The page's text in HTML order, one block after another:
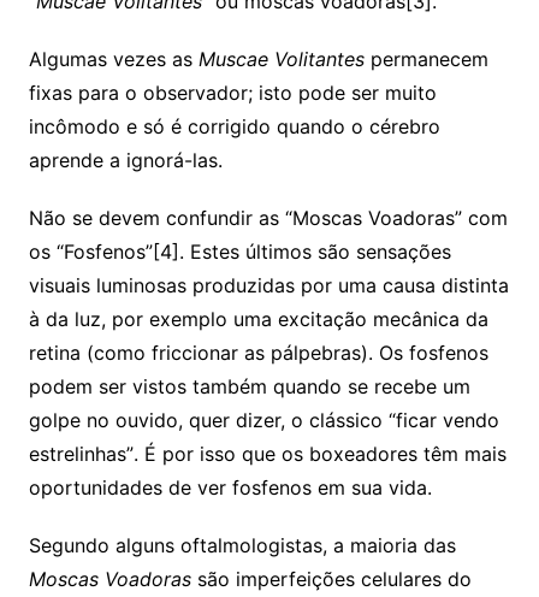
Algumas vezes as Muscae Volitantespermanecem
fixas para o observador; isto pode ser muito
incômodo e só é corrigido quando o cérebro
aprende a ignorá-las.
Não se devem confundir as “Moscas Voadoras” com
os “Fosfenos”[4]. Estes últimos são sensações
visuais luminosas produzidas por uma causa distinta
à da luz, por exemplo uma excitação mecânica da
retina (como friccionar as pálpebras). Os fosfenos
podem ser vistos também quando se recebe um
golpe no ouvido, quer dizer, o clássico “ficar vendo
estrelinhas”. É por isso que os boxeadores têm mais
oportunidades de ver fosfenos em sua vida.
Segundo alguns oftalmologistas, a maioria das
Moscas Voadoras são imperfeições celulares do